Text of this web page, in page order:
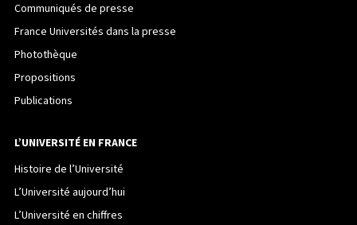
Communiqués de presse
France Universités dans la presse
Photothèque
Propositions
Publications
L’UNIVERSITÉ EN FRANCE
Histoire de l’Université
L’Université aujourd’hui
L’Université en chiffres